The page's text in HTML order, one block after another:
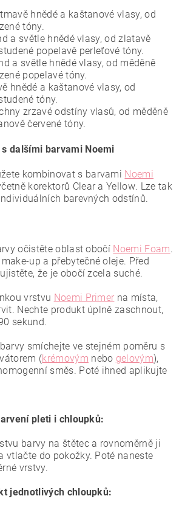
hnědé a kaštanové vlasy, od
tóny.
a světle hnědé vlasy, od zlatavě
popelavě perleťové tóny.
a světle hnědé vlasy, od měděně
popelavé tóny.
hnědé a kaštanové vlasy, od
tóny.
zrzavé odstíny vlasů, od měděně
červené tóny.
dalšími barvami Noemi
kombinovat s barvami Noemi
korektorů Clear a Yellow. Lze tak
barevných odstínů.
očistěte oblast obočí Noemi Foam.
up a přebytečné oleje. Před
že je obočí zcela suché.
vrstvu Noemi Primer na místa,
Nechte produkt úplně zaschnout,
sekund.
smíchejte ve stejném poměru s
(krémovým nebo gelovým),
směs. Poté ihned aplikujte
pleti i chloupků:
barvy na štětec a rovnoměrně ji
vtlačte do pokožky. Poté naneste
vrstvy.
jednotlivých chloupků: